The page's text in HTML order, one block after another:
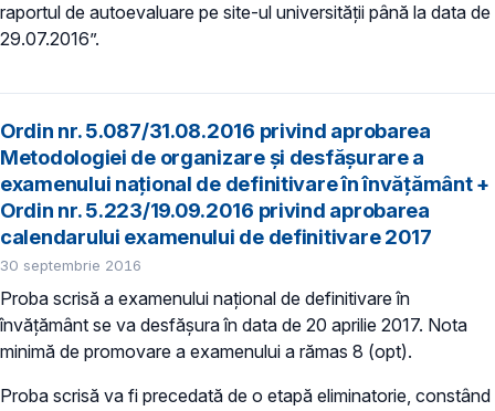
raportul de autoevaluare pe site-ul universității până la data de
29.07.2016”.
Ordin nr. 5.087/31.08.2016 privind aprobarea
Metodologiei de organizare şi desfăşurare a
examenului naţional de definitivare în învăţământ +
Ordin nr. 5.223/19.09.2016 privind aprobarea
calendarului examenului de definitivare 2017
30 septembrie 2016
Proba scrisă a examenului naţional de definitivare în
învăţământ se va desfăşura în data de 20 aprilie 2017. Nota
minimă de promovare a examenului a rămas 8 (opt).
Proba scrisă va fi precedată de o etapă eliminatorie, constând